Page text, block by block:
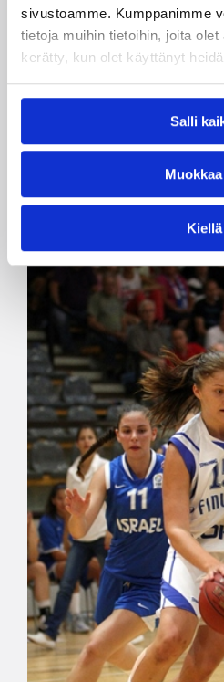
sivustoamme. Kumppanimme
tietoja muihin tietoihin, joita
kerätty, kun olet käyttänyt
Salli
Muokkaa
Kiellä
mestaruuttaan
Lauantaina käyntiin
Lappeenrannan Catz
kun taas puolestaan Espoo
yksilötasolla kauden
ja Forssan Alku iskevät
pelaajien tahdittamana.